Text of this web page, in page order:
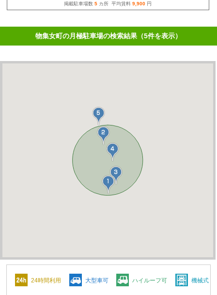
掲載駐車場数5 カ所 平均賃料9,900 円
物集女町の月極駐車場の検索結果（5件を表示）
24時間利用 大型車可 ハイルーフ可 機械式